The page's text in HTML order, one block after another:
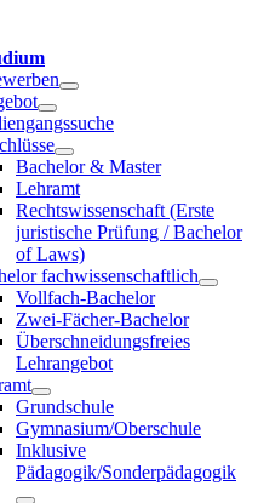
Bachelor & Master
Lehramt
Rechtswissenschaft (Erste
juristische Prüfung / Bachelor
of Laws)
fachwissenschaftlich
Vollfach-Bachelor
Zwei-Fächer-Bachelor
Überschneidungsfreies
Lehrangebot
Grundschule
Gymnasium/Oberschule
Inklusive
Pädagogik/Sonderpädagogik